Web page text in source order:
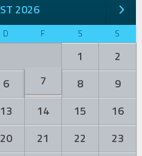
2026
D F S S
1
2
6 7 8
9
13 14 15
16
20 21 22
23